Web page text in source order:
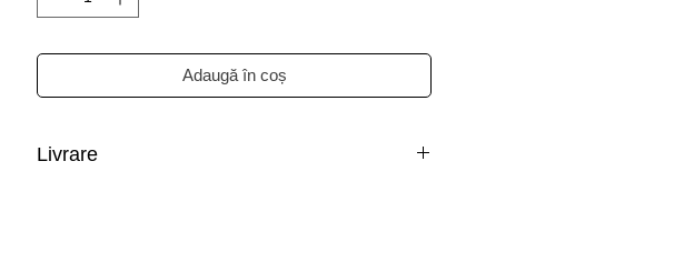
Adaugă în coș
Livrare